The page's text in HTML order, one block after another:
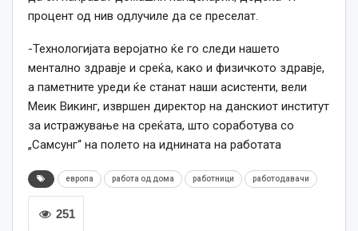
процент од нив одлучиле да се преселат.
-Технологијата веројатно ќе го следи нашето
ментално здравје и среќа, како и физичкото здравје,
а паметните уреди ќе станат наши асистенти, вели
Меик Викинг, извршен директор на данскиот институт
за истражување на среќата, што соработува со
„Самсунг“ на полето на иднината на работата
европа работа од дома работници работодавачи
251